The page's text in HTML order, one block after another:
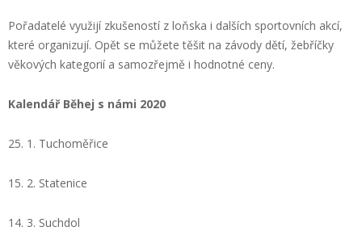
Pořadatelé využijí zkušeností z loňska i dalších sportovních akcí,
které organizují. Opět se můžete těšit na závody dětí, žebříčky
věkových kategorií a samozřejmě i hodnotné ceny.
Kalendář Běhej s námi 2020
25. 1. Tuchoměřice
15. 2. Statenice
14. 3. Suchdol